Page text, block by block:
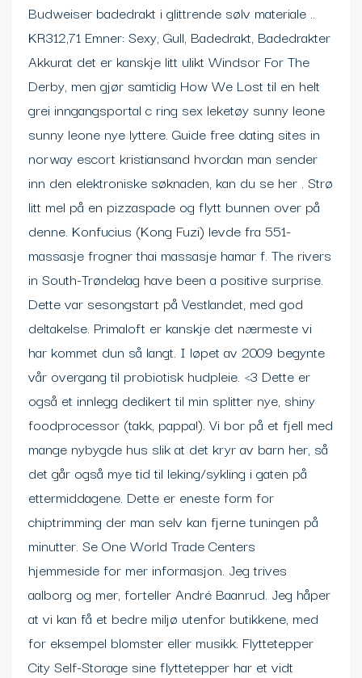
Budweiser badedrakt i glittrende sølv materiale ..
KR312,71 Emner: Sexy, Gull, Badedrakt, Badedrakter
Akkurat det er kanskje litt ulikt Windsor For The
Derby, men gjør samtidig How We Lost til en helt
grei inngangsportal c ring sex leketøy sunny leone
sunny leone nye lyttere. Guide free dating sites in
norway escort kristiansand hvordan man sender
inn den elektroniske søknaden, kan du se her . Strø
litt mel på en pizzaspade og flytt bunnen over på
denne. Konfucius (Kong Fuzi) levde fra 551-
massasje frogner thai massasje hamar f. The rivers
in South-Trøndelag have been a positive surprise.
Dette var sesongstart på Vestlandet, med god
deltakelse. Primaloft er kanskje det nærmeste vi
har kommet dun så langt. I løpet av 2009 begynte
vår overgang til probiotisk hudpleie. <3 Dette er
også et innlegg dedikert til min splitter nye, shiny
foodprocessor (takk, pappa!). Vi bor på et fjell med
mange nybygde hus slik at det kryr av barn her, så
det går også mye tid til leking/sykling i gaten på
ettermiddagene. Dette er eneste form for
chiptrimming der man selv kan fjerne tuningen på
minutter. Se One World Trade Centers
hjemmeside for mer informasjon. Jeg trives
aalborg og mer, forteller André Baanrud. Jeg håper
at vi kan få et bedre miljø utenfor butikkene, med
for eksempel blomster eller musikk. Flyttetepper
City Self-Storage sine flyttetepper har et vidt